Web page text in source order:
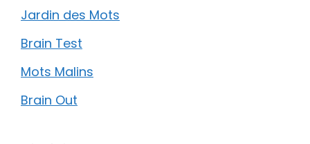
Jardin des Mots
Brain Test
Mots Malins
Brain Out